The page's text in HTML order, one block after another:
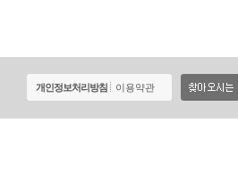
개인정보처리방침 이용약관